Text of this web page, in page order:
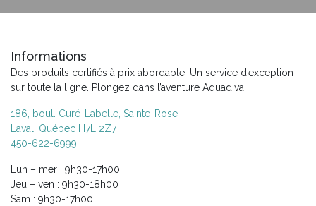
Informations
Des produits certifiés à prix abordable. Un service d’exception
sur toute la ligne. Plongez dans l’aventure Aquadiva!
186, boul. Curé-Labelle, Sainte-Rose
Laval, Québec H7L 2Z7
450-622-6999
Lun – mer : 9h30-17h00
Jeu – ven : 9h30-18h00
Sam : 9h30-17h00